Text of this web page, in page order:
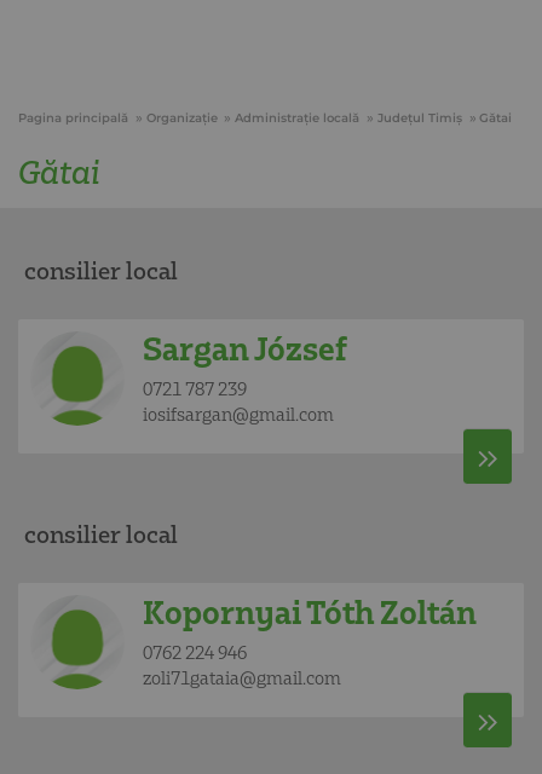
Pagina principală Organizație Administraţie locală Judeţul Timiş Gătai
Gătai
consilier local
Sargan József
0721 787 239
iosifsargan@gmail.com
consilier local
Kopornyai Tóth Zoltán
0762 224 946
zoli71gataia@gmail.com